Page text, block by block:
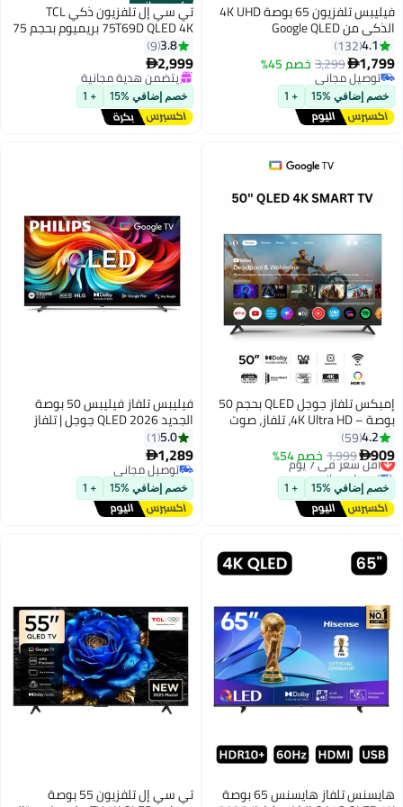
فيليبس تلفزيون 65 بوصة 4K UHD
الذكي من Google QLED
4.1
132
1,799
3,299خصم 45%
توصيل مجاني
توصيل مجاني
خصم إضافي %15 + 1
تركيب مجاني تي سي إل تلفزيون ذكي TCL
75T69D QLED 4K بريميوم بحجم 75
بوصة (نسخة 2026 الإمارات) TCL
Virtual X، Game Master
3.8
9
2,999
يتضمن هدية مجانية
يتضمن هدية مجانية
خصم إضافي %15 + 1
إمبكس تلفاز جوجل QLED بحجم 50
بوصة – 4K Ultra HD، تلفاز، صوت
دولبي، HDMI ARC، DVB T2/S2،
صوتي، بلوتوث/WiFi، تركيب على
لمدة سنتين -
4.2
59
909
1,999خصم 54%أقل سعر في 7 يوم
توصيل مجاني
أقل سعر في 7 يوم
خصم إضافي %15 + 1
فيليبس تلفاز فيليبس 50 بوصة
الجديد 2026 QLED جوجل | تلفاز
ذكي 4K UHD مع مساعد جوجل |
دولبي فيجن ودولبي أتموس
(50PQT8530/68)
5.0
1
1,289
توصيل مجاني
توصيل مجاني
خصم إضافي %15 + 1
هايسنس تلفاز هايسنس 65 بوصة تي سي إل تلفزيون 55 بوصة